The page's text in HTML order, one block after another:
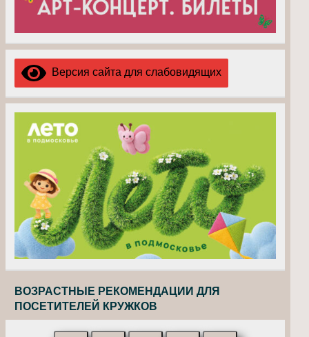
Версия сайта для слабовидящих
ВОЗРАСТНЫЕ РЕКОМЕНДАЦИИ ДЛЯ
ПОСЕТИТЕЛЕЙ КРУЖКОВ